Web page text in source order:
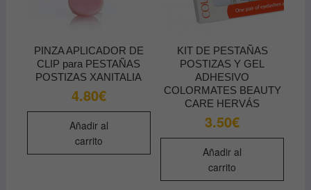
PINZA APLICADOR DE
CLIP para PESTAÑAS
POSTIZAS XANITALIA
4.80€
Añadir al
carrito
KIT DE PESTAÑAS
POSTIZAS Y GEL
ADHESIVO
COLORMATES BEAUTY
CARE HERVÁS
3.50€
Añadir al
carrito